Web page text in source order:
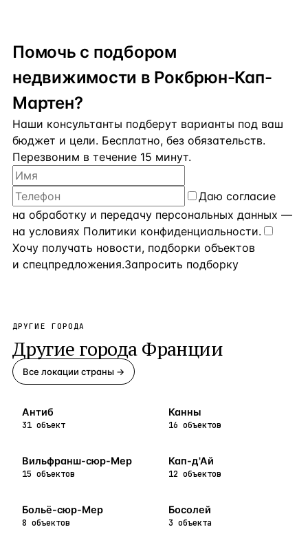
Помочь с подбором
недвижимости в Рокбрюн-Кап-
Мартен?
Наши консультанты подберут варианты под ваш
бюджет и цели. Бесплатно, без обязательств.
Перезвоним в течение 15 минут.
Даю согласие
на обработку и передачу персональных данных —
на условиях Политики конфиденциальности.
Хочу получать новости, подборки объектов
и спецпредложения.Запросить подборку
ДРУГИЕ ГОРОДА
Другие городаФранции
Все локации страны →
Антиб
31 объект
Канны
16 объектов
Вильфранш-сюр-Мер
15 объектов
Кап-д'Ай
12 объектов
Больё-сюр-Мер
8 объектов
Босолей
3 объекта